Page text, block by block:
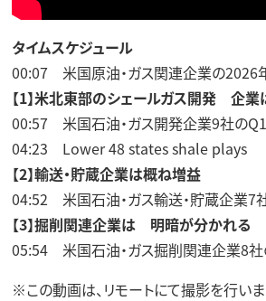
タイムスケジュール
00:07 米国原油・ガス関連企業の2026
【1】米北東部のシェールガス開発 企
00:57 米国石油・ガス開発企業9社の
04:23 Lower 48 states shale plays
【2】輸送・貯蔵企業は概ね増益
04:52 米国石油・ガス輸送・貯蔵企業7
【3】掘削関連企業は 明暗が分かれる
05:54 米国石油・ガス掘削関連企業8
※この動画は、リモートにて撮影を行いま